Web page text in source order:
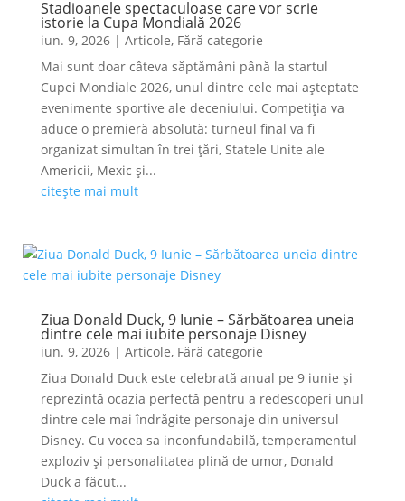
Stadioanele spectaculoase care vor scrie
istorie la Cupa Mondială 2026
iun. 9, 2026| Articole, Fără categorie
Mai sunt doar câteva săptămâni până la startul
Cupei Mondiale 2026, unul dintre cele mai așteptate
evenimente sportive ale deceniului. Competiția va
aduce o premieră absolută: turneul final va fi
organizat simultan în trei țări, Statele Unite ale
Americii, Mexic și...
citește mai mult
Ziua Donald Duck, 9 Iunie – Sărbătoarea uneia
dintre cele mai iubite personaje Disney
iun. 9, 2026| Articole, Fără categorie
Ziua Donald Duck este celebrată anual pe 9 iunie și
reprezintă ocazia perfectă pentru a redescoperi unul
dintre cele mai îndrăgite personaje din universul
Disney. Cu vocea sa inconfundabilă, temperamentul
exploziv și personalitatea plină de umor, Donald
Duck a făcut...